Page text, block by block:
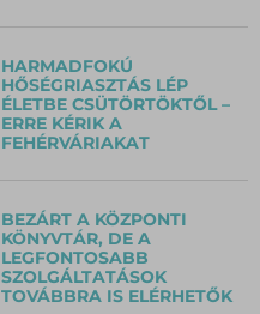
HARMADFOKÚ
HŐSÉGRIASZTÁS LÉP
ÉLETBE CSÜTÖRTÖKTŐL –
ERRE KÉRIK A
FEHÉRVÁRIAKAT
BEZÁRT A KÖZPONTI
KÖNYVTÁR, DE A
LEGFONTOSABB
SZOLGÁLTATÁSOK
TOVÁBBRA IS ELÉRHETŐK